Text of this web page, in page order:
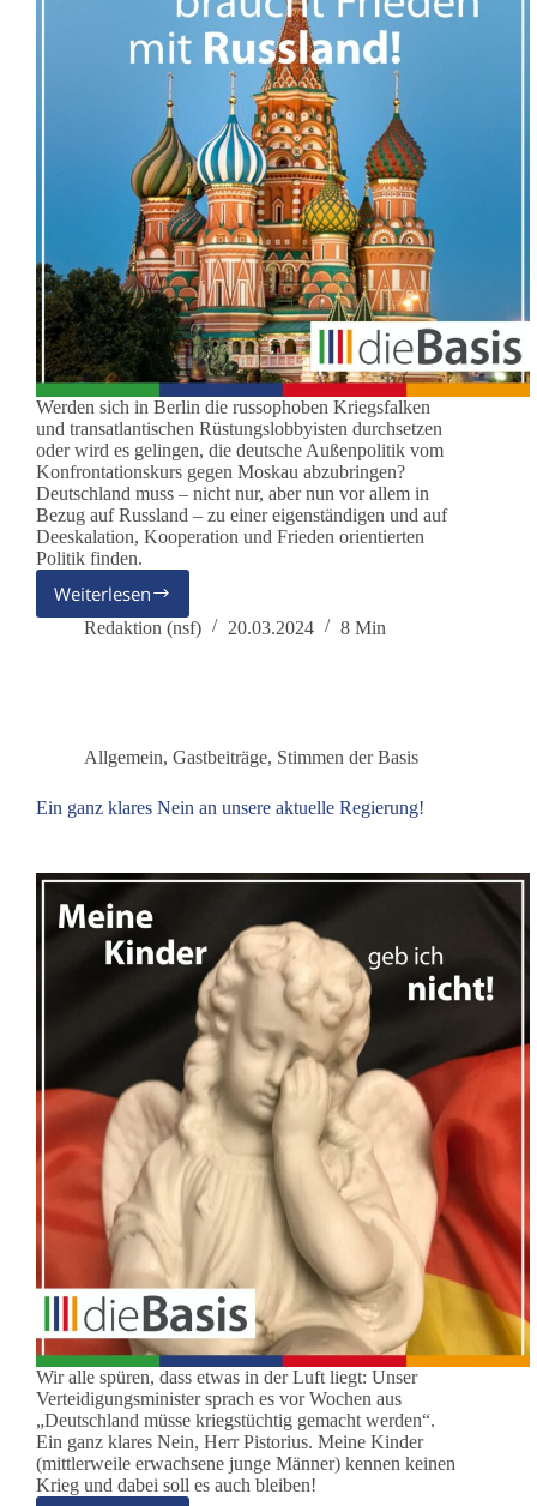
Werden sich in Berlin die russophoben Kriegsfalken
und transatlantischen Rüstungslobbyisten durchsetzen
oder wird es gelingen, die deutsche Außenpolitik vom
Konfrontationskurs gegen Moskau abzubringen?
Deutschland muss – nicht nur, aber nun vor allem in
Bezug auf Russland – zu einer eigenständigen und auf
Deeskalation, Kooperation und Frieden orientierten
Politik finden.
WeiterlesenDeutschland
braucht
Redaktion (nsf) 20.03.2024 8 Min
Allgemein, Gastbeiträge, Stimmen der Basis
Ein ganz klares Nein an unsere aktuelle Regierung!
Wir alle spüren, dass etwas in der Luft liegt: Unser
Verteidigungsminister sprach es vor Wochen aus
„Deutschland müsse kriegstüchtig gemacht werden“.
Ein ganz klares Nein, Herr Pistorius. Meine Kinder
(mittlerweile erwachsene junge Männer) kennen keinen
Krieg und dabei soll es auch bleiben!